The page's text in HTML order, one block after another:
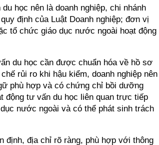
học nên là doanh nghiệp, chi nhánh
định của Luật Doanh nghiệp; đơn vị
tổ chức giáo dục nước ngoài hoạt động
du học cần được chuẩn hóa về hồ sơ
rủi ro khi hậu kiểm, doanh nghiệp nên
phù hợp và có chứng chỉ bồi dưỡng
động tư vấn du học liên quan trực tiếp
nước ngoài và có thể phát sinh trách
định, địa chỉ rõ ràng, phù hợp với thông